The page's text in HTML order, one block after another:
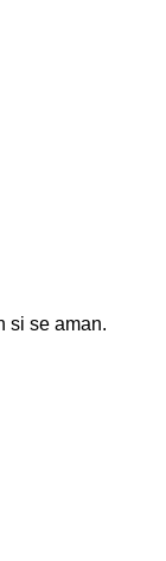
si se aman.